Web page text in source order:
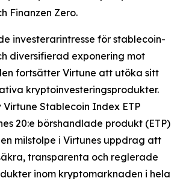
Finanzen Zero.
investerarintresse för stablecoin-
diversifierad exponering mot
fortsätter Virtune att utöka sitt
kryptoinvesteringsprodukter.
Virtune Stablecoin Index ETP
20:e börshandlade produkt (ETP)
milstolpe i Virtunes uppdrag att
transparenta och reglerade
inom kryptomarknaden i hela